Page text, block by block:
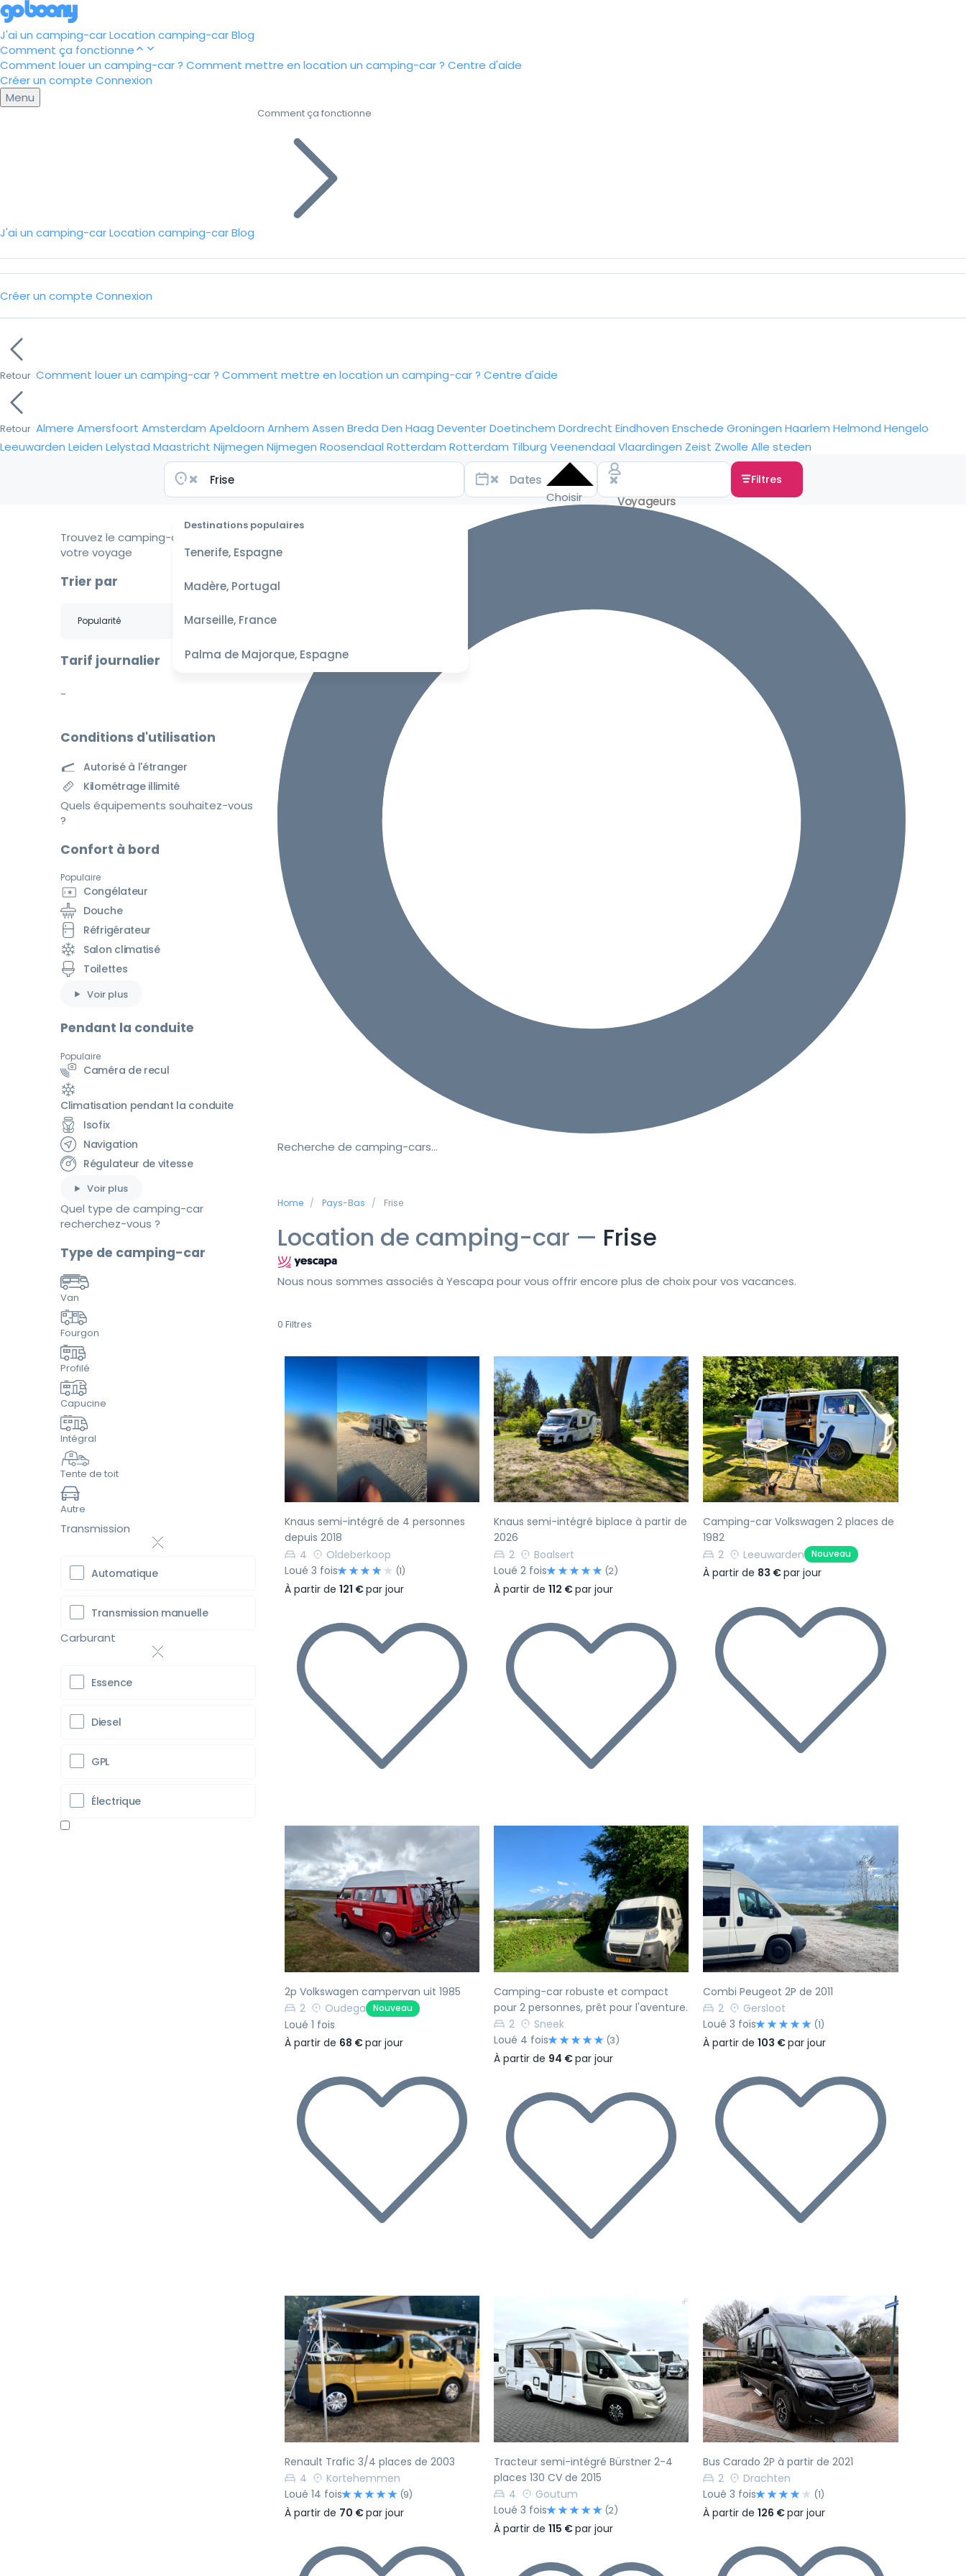
J'ai un camping-carLocation camping-carBlog
Comment ça fonctionne
Comment louer un camping-car ? Comment mettre en location un camping-car ? Centre d'aide
Créer un compte Connexion
Menu
J'ai un camping-carLocation camping-carBlog
Comment ça fonctionne
Créer un compte Connexion
Retour Comment louer un camping-car ? Comment mettre en location un camping-car ? Centre d'aide
Retour Almere Amersfoort Amsterdam Apeldoorn Arnhem Assen Breda Den Haag DeventerDoetinchem Dordrecht Eindhoven Enschede Groningen Haarlem Helmond Hengelo
Leeuwarden Leiden Lelystad Maastricht Nijmegen Nijmegen Roosendaal Rotterdam Rotterdam Tilburg Veenendaal Vlaardingen Zeist Zwolle Alle steden
Destinations populaires
Tenerife, Espagne
Madère, Portugal
Marseille, France
Palma de Majorque, Espagne
Choisir
les
Filtres
Recherche de camping-cars…
Home Pays-Bas Frise
Location de camping-car — Frise
Nous nous sommes associés à Yescapa pour vous offrir encore plus de choix pour vos vacances.
0 Filtres
Précédent Suivant
Knaus semi-intégré de 4 personnes
depuis 2018
4
Oldeberkoop
Loué 3 fois
(1)
À partir de 121 €par jour
Précédent Suivant
Knaus semi-intégré biplace à partir de
2026
2
Boalsert
Loué 2 fois
(2)
À partir de 112 €par jour
Précédent Suivant
Camping-car Volkswagen 2 places de
1982
2
Leeuwarden Nouveau
À partir de 83 €par jour
Précédent Suivant
2p Volkswagen campervan uit 1985
2
Oudega Nouveau
Loué 1 fois
À partir de 68 €par jour
Précédent Suivant
Camping-car robuste et compact
pour 2 personnes, prêt pour l'aventure.
2
Sneek
Loué 4 fois
(3)
À partir de 94 €par jour
Précédent Suivant
Combi Peugeot 2P de 2011
2
Gersloot
Loué 3 fois
(1)
À partir de103 €par jour
Précédent Suivant
Renault Trafic 3/4 places de 2003
4
Kortehemmen
Loué 14 fois
(9)
À partir de 70 €par jour
Précédent Suivant
Tracteur semi-intégré Bürstner 2-4
places 130 CV de 2015
4
Goutum
Loué 3 fois
(2)
À partir de 115 €par jour
Précédent Suivant
Bus Carado 2P à partir de 2021
2
Drachten
Loué 3 fois
(1)
À partir de126 €par jour
Trouvez le camping-car idéal pour
votre voyage
Trier par
Tarif journalier
-
Conditions d'utilisation
Autorisé à l'étranger
Kilométrage illimité
Quels équipements souhaitez-vous
?
Confort à bord
Populaire
Congélateur
Douche
Réfrigérateur
Salon climatisé
Toilettes
Voir plus
Pendant la conduite
Populaire
Caméra de recul
Climatisation pendant la conduite
Isofix
Navigation
Régulateur de vitesse
Voir plus
Quel type de camping-car
recherchez-vous ?
Type de camping-car
Van
Fourgon
Profilé
Capucine
Intégral
Tente de toit
Autre
Transmission
Automatique
Transmission manuelle
Carburant
Essence
Diesel
GPL
Électrique